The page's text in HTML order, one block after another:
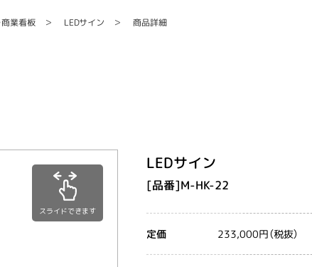
商業看板 LEDサイン 商品詳細
スライドできます
LEDサイン
[品番]M-HK-22
定価 233,000円（税抜）